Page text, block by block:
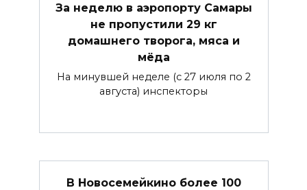
За неделю в аэропорту Самары
не пропустили 29 кг
домашнего творога, мяса и
мёда
На минувшей неделе (с 27 июля по 2
августа) инспекторы
В Новосемейкино более 100